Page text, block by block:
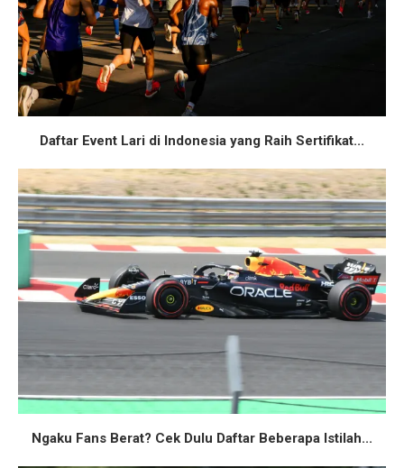
Daftar Event Lari di Indonesia yang Raih Sertifikat...
Ngaku Fans Berat? Cek Dulu Daftar Beberapa Istilah...